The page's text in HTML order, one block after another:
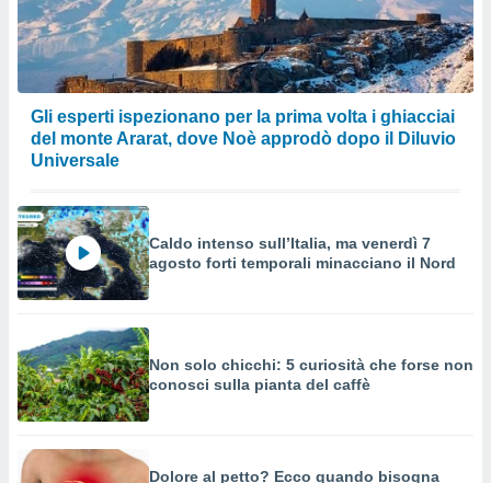
Gli esperti ispezionano per la prima volta i ghiacciai
del monte Ararat, dove Noè approdò dopo il Diluvio
Universale
Caldo intenso sull’Italia, ma venerdì 7
agosto forti temporali minacciano il Nord
Non solo chicchi: 5 curiosità che forse non
conosci sulla pianta del caffè
Dolore al petto? Ecco quando bisogna